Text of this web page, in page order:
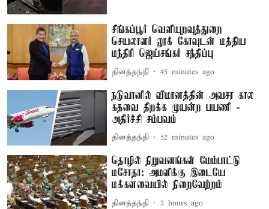
சிங்கப்பூர் வெளியுறவுத்துறை
செயலாளர் லூக் கோவுடன் மத்திய
மந்திரி ஜெய்சங்கர் சந்திப்பு
தினத்தந்தி 45 minutes ago
நடுவானில் விமானத்தின் அவசர கால
கதவை திறக்க முயன்ற பயணி -
அதிர்ச்சி சம்பவம்
தினத்தந்தி 52 minutes ago
தொழில் நிறுவனங்கள் மேம்பாட்டு
மசோதா: அமளிக்கு இடையே
மக்களவையில் நிறைவேற்றம்
தினத்தந்தி 2 hours ago